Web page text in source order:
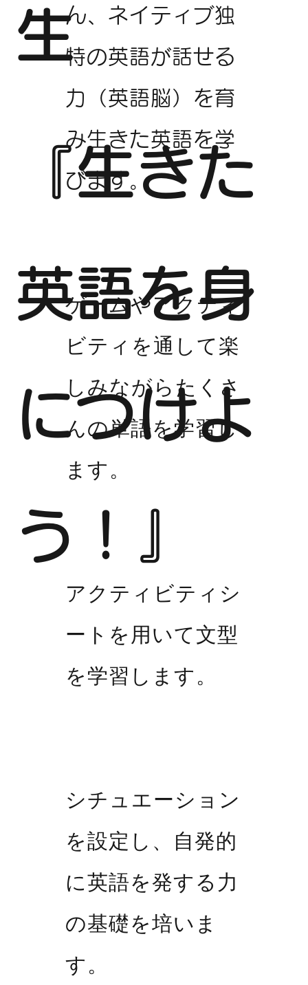
ん、ネイティブ独
特の英語が話せる
力（英語脳）を育
み生きた英語を学
びます。
ゲームやアクティ
ビティを通して楽
しみながらたくさ
んの単語を学習し
ます。
アクティビティシ
ートを用いて文型
を学習します。
シチュエーション
を設定し、自発的
に英語を発する力
の基礎を培いま
す。
生
『生きた
英語を身
につけよ
う！』